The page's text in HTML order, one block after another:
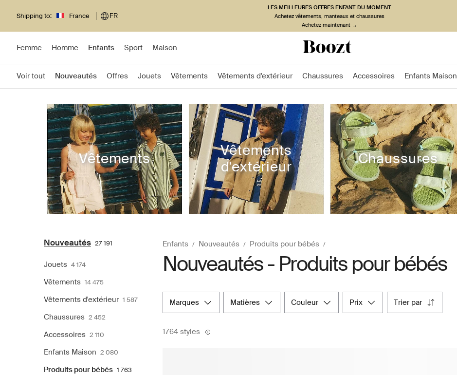
Shipping to: France FR
LES MEILLEURES OFFRES ENFANT DU MOMENT
Achetez vêtements, manteaux et chaussures
Achetez maintenant →
Femme Homme Enfants Sport Maison
Voir tout Nouveautés Offres Jouets Vêtements Vêtements d'extérieur Chaussures Accessoires Enfants Maison
Vêtements
Vêtements
d'extérieur
Chaussures
Nouveautés 27 191
Jouets 4 174
Vêtements 14 475
Vêtements d'extérieur 1 587
Chaussures 2 452
Accessoires 2 110
Enfants Maison 2 080
Produits pour bébés 1 763
Enfants Nouveautés Produits pour bébés
Nouveautés - Produits pour bébés
marques matières couleur prix trier par
1764 styles